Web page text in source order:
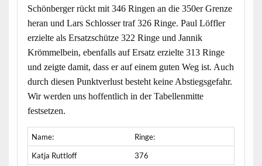
Schönberger rückt mit 346 Ringen an die 350er Grenze
heran und Lars Schlosser traf 326 Ringe. Paul Löffler
erzielte als Ersatzschütze 322 Ringe und Jannik
Krömmelbein, ebenfalls auf Ersatz erzielte 313 Ringe
und zeigte damit, dass er auf einem guten Weg ist. Auch
durch diesen Punktverlust besteht keine Abstiegsgefahr.
Wir werden uns hoffentlich in der Tabellenmitte
festsetzen.
Name:
Ringe:
Katja Ruttloff
376